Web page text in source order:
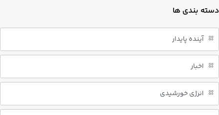
دسته بندی ها
آینده پایدار
اخبار
انرژی خورشیدی